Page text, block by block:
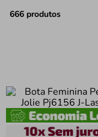
666 produtos
4º air fryer